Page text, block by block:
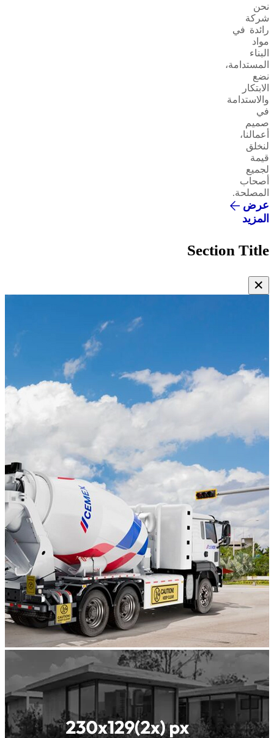
نحن
شركة
رائدة في
مواد
البناء
المستدامة،
نضع
الابتكار
والاستدامة
في
صميم
أعمالنا،
لنخلق
قيمة
لجميع
أصحاب
المصلحة.
عرض
المزيد
Section Title
✕